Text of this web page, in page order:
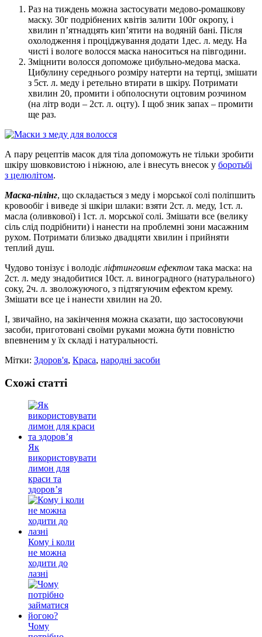
Раз на тиждень можна застосувати медово-ромашкову
маску. 30г подрібнених квітів залити 100г окропу, і
хвилин п’ятнадцять кип’ятити на водяній бані. Після
охолодження і проціджування додати 1дес. л. меду. На
чисті і вологе волосся маска наноситься на півгодини.
Зміцнити волосся допоможе цибульно-медова маска.
Цибулину середнього розміру натерти на тертці, змішати
з 5ст. л. меду і ретельно втирати в шкіру. Потримати
хвилин 20, промити і обполоснути оцтовим розчином
(на літр води – 2ст. л. оцту). І щоб зник запах – промити
ще раз.
А пару рецептів масок для тіла допоможуть не тільки зробити
шкіру шовковистою і ніжною, але і внесуть внесок у боротьбі
з целюлітом.
Маска-пілінг, що складається з меду і морської солі поліпшить
кровообіг і виведе зі шкіри шлаки: взяти 2ст. л. меду, 1ст. л.
масла (оливкової) і 1ст. л. морської солі. Змішати все (велику
сіль слід подрібнити) і нанести на проблемні зони масажним
рухом. Потримати близько двадцяти хвилин і прийняти
теплий душ.
Чудово тонізує і володіє ліфтинговим ефектом така маска: на
2ст. л. меду знадобитися 10ст. л. виноградного (натурального)
соку, 2ч. л. зволожуючого, з підтягуючим ефектом крему.
Змішати все це і нанести хвилин на 20.
І, звичайно, на закінчення можна сказати, що застосовуючи
засоби, приготовані своїми руками можна бути повністю
впевненим у їх складі і натуральності.
Мітки: Здоров'я, Краса, народні засоби
Схожі статті
Як
використовувати
лимон для
краси та
здоров’я
Кому і коли
не можна
ходити до
лазні
Чому